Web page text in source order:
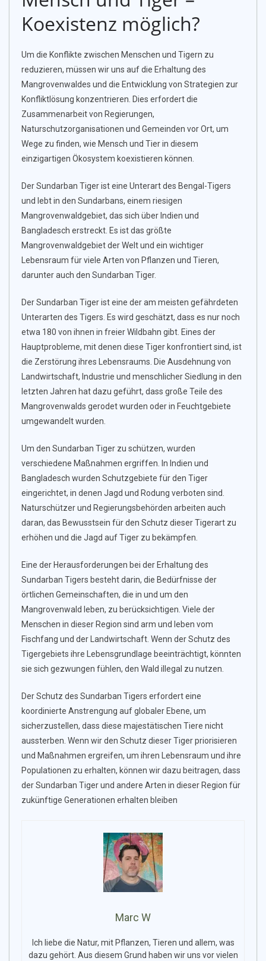
Koexistenz möglich?
Um die Konflikte zwischen Menschen und Tigern zu
reduzieren, müssen wir uns auf die Erhaltung des
Mangrovenwaldes und die Entwicklung von Strategien zur
Konfliktlösung konzentrieren. Dies erfordert die
Zusammenarbeit von Regierungen,
Naturschutzorganisationen und Gemeinden vor Ort, um
Wege zu finden, wie Mensch und Tier in diesem
einzigartigen Ökosystem koexistieren können.
Der Sundarban Tiger ist eine Unterart des Bengal-Tigers
und lebt in den Sundarbans, einem riesigen
Mangrovenwaldgebiet, das sich über Indien und
Bangladesch erstreckt. Es ist das größte
Mangrovenwaldgebiet der Welt und ein wichtiger
Lebensraum für viele Arten von Pflanzen und Tieren,
darunter auch den Sundarban Tiger.
Der Sundarban Tiger ist eine der am meisten gefährdeten
Unterarten des Tigers. Es wird geschätzt, dass es nur noch
etwa 180 von ihnen in freier Wildbahn gibt. Eines der
Hauptprobleme, mit denen diese Tiger konfrontiert sind, ist
die Zerstörung ihres Lebensraums. Die Ausdehnung von
Landwirtschaft, Industrie und menschlicher Siedlung in den
letzten Jahren hat dazu geführt, dass große Teile des
Mangrovenwalds gerodet wurden oder in Feuchtgebiete
umgewandelt wurden.
Um den Sundarban Tiger zu schützen, wurden
verschiedene Maßnahmen ergriffen. In Indien und
Bangladesch wurden Schutzgebiete für den Tiger
eingerichtet, in denen Jagd und Rodung verboten sind.
Naturschützer und Regierungsbehörden arbeiten auch
daran, das Bewusstsein für den Schutz dieser Tigerart zu
erhöhen und die Jagd auf Tiger zu bekämpfen.
Eine der Herausforderungen bei der Erhaltung des
Sundarban Tigers besteht darin, die Bedürfnisse der
örtlichen Gemeinschaften, die in und um den
Mangrovenwald leben, zu berücksichtigen. Viele der
Menschen in dieser Region sind arm und leben vom
Fischfang und der Landwirtschaft. Wenn der Schutz des
Tigergebiets ihre Lebensgrundlage beeinträchtigt, könnten
sie sich gezwungen fühlen, den Wald illegal zu nutzen.
Der Schutz des Sundarban Tigers erfordert eine
koordinierte Anstrengung auf globaler Ebene, um
sicherzustellen, dass diese majestätischen Tiere nicht
aussterben. Wenn wir den Schutz dieser Tiger priorisieren
und Maßnahmen ergreifen, um ihren Lebensraum und ihre
Populationen zu erhalten, können wir dazu beitragen, dass
der Sundarban Tiger und andere Arten in dieser Region für
zukünftige Generationen erhalten bleiben
Marc W
Ich liebe die Natur, mit Pflanzen, Tieren und allem, was
dazu gehört. Aus diesem Grund haben wir uns vor vielen